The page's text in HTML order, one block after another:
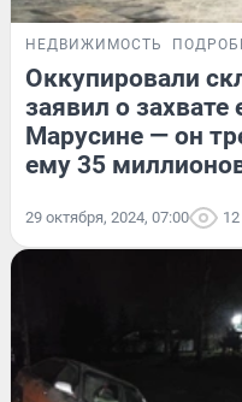
НЕДВИЖИМОСТЬ
Оккупировали
заявил о
Марусине — он
ему 35
29 октября, 2024, 07:00